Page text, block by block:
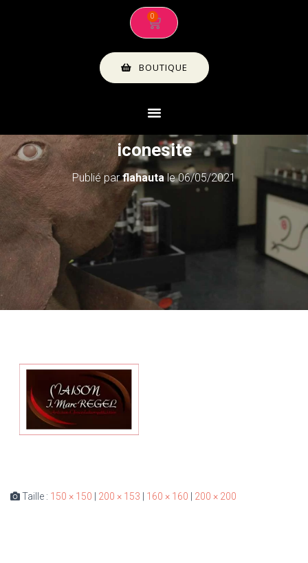
BOUTIQUE
iconesite
Publié parflahauta le06/05/2021
Taille : 150 × 150 200 × 153 160 × 160 200 × 200